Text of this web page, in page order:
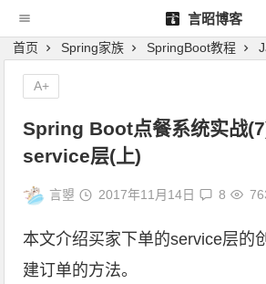
言昭博客
首页 Spring家族 SpringBoot教程
Spring Boot点餐系统实战
service层(上)
言曌 2017年11月14日 8
本文介绍买家下单的service层的
建订单的方法。
A+